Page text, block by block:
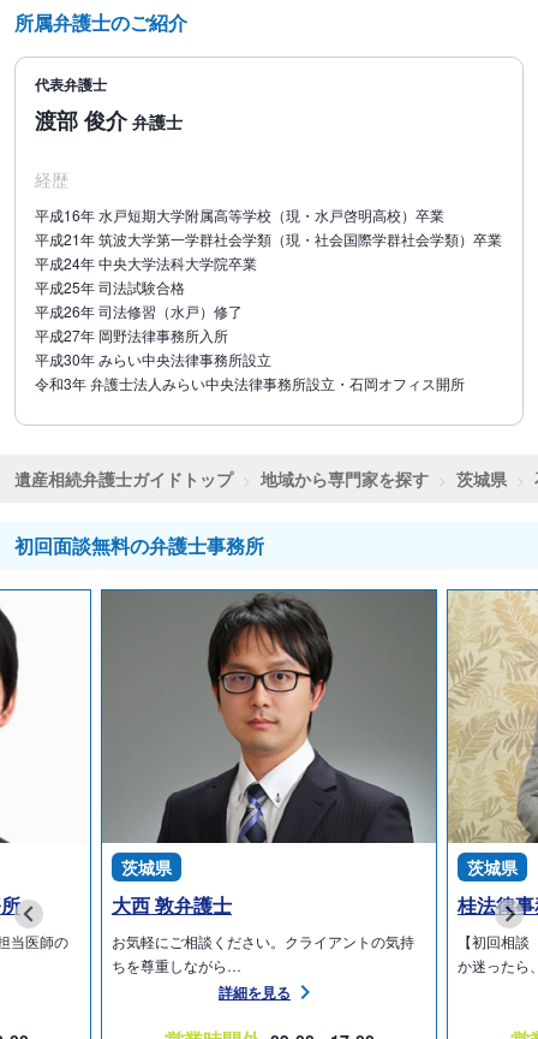
相続問題のお悩みはぜひご相談ください
所属弁護士のご紹介
代表弁護士
渡部 俊介 弁護士
経歴
平成16年 水戸短期大学附属高等学校（現・水戸啓明高校）卒業
平成21年 筑波大学第一学群社会学類（現・社会国際学群社会学類）卒業
平成24年 中央大学法科大学院卒業
平成25年 司法試験合格
平成26年 司法修習（水戸）修了
平成27年 岡野法律事務所入所
平成30年 みらい中央法律事務所設立
令和3年 弁護士法人みらい中央法律事務所設立・石岡オフィス開所
遺産相続弁護士ガイドトップ 地域から専門家を探す 茨城県
初回面談無料の弁護士事務所
当医師の
茨城県
大西 敦弁護士
お気軽にご相談ください。クライアントの気持
ちを尊重しながら…
詳細を見る
茨城県
桂法律
【初回相
か迷ったら